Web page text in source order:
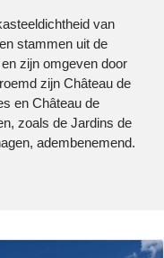
van
stammen uit de
zijn omgeven door
zijn Château de
en Château de
zoals de Jardins de
adembenemend.